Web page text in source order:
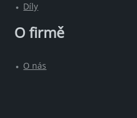
Díly
O firmě
O nás